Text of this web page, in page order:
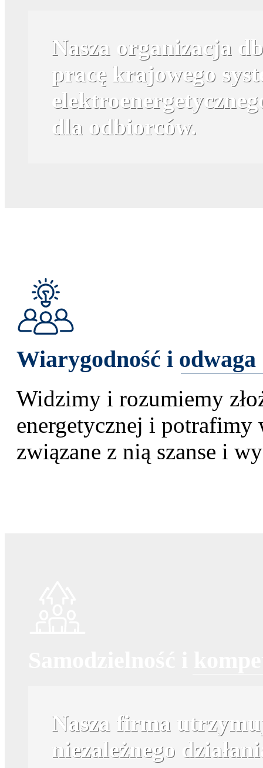
Nasza organizacja
pracę krajowego
dla odbiorców.
Wiarygodność i odwaga
Widzimy i rozumiemy
energetycznej i potrafimy
związane z nią szanse i
Nasza firma
niezależnego